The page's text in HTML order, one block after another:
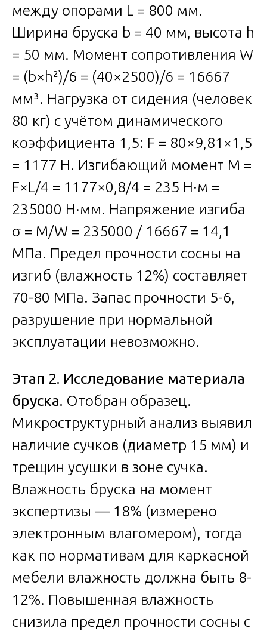
между опорами L = 800 мм.
Ширина бруска b = 40 мм, высота h
= 50 мм. Момент сопротивления W
= (b×h²)/6 = (40×2500)/6 = 16667
мм³. Нагрузка от сидения (человек
80 кг) с учётом динамического
коэффициента 1,5: F = 80×9,81×1,5
= 1177 Н. Изгибающий момент M =
F×L/4 = 1177×0,8/4 = 235 Н·м =
235000 Н·мм. Напряжение изгиба
σ = M/W = 235000 / 16667 = 14,1
МПа. Предел прочности сосны на
изгиб (влажность 12%) составляет
70-80 МПа. Запас прочности 5-6,
разрушение при нормальной
эксплуатации невозможно.
Этап 2. Исследование материала
бруска. Отобран образец.
Микроструктурный анализ выявил
наличие сучков (диаметр 15 мм) и
трещин усушки в зоне сучка.
Влажность бруска на момент
экспертизы — 18% (измерено
электронным влагомером), тогда
как по нормативам для каркасной
мебели влажность должна быть 8-
12%. Повышенная влажность
снизила предел прочности сосны с